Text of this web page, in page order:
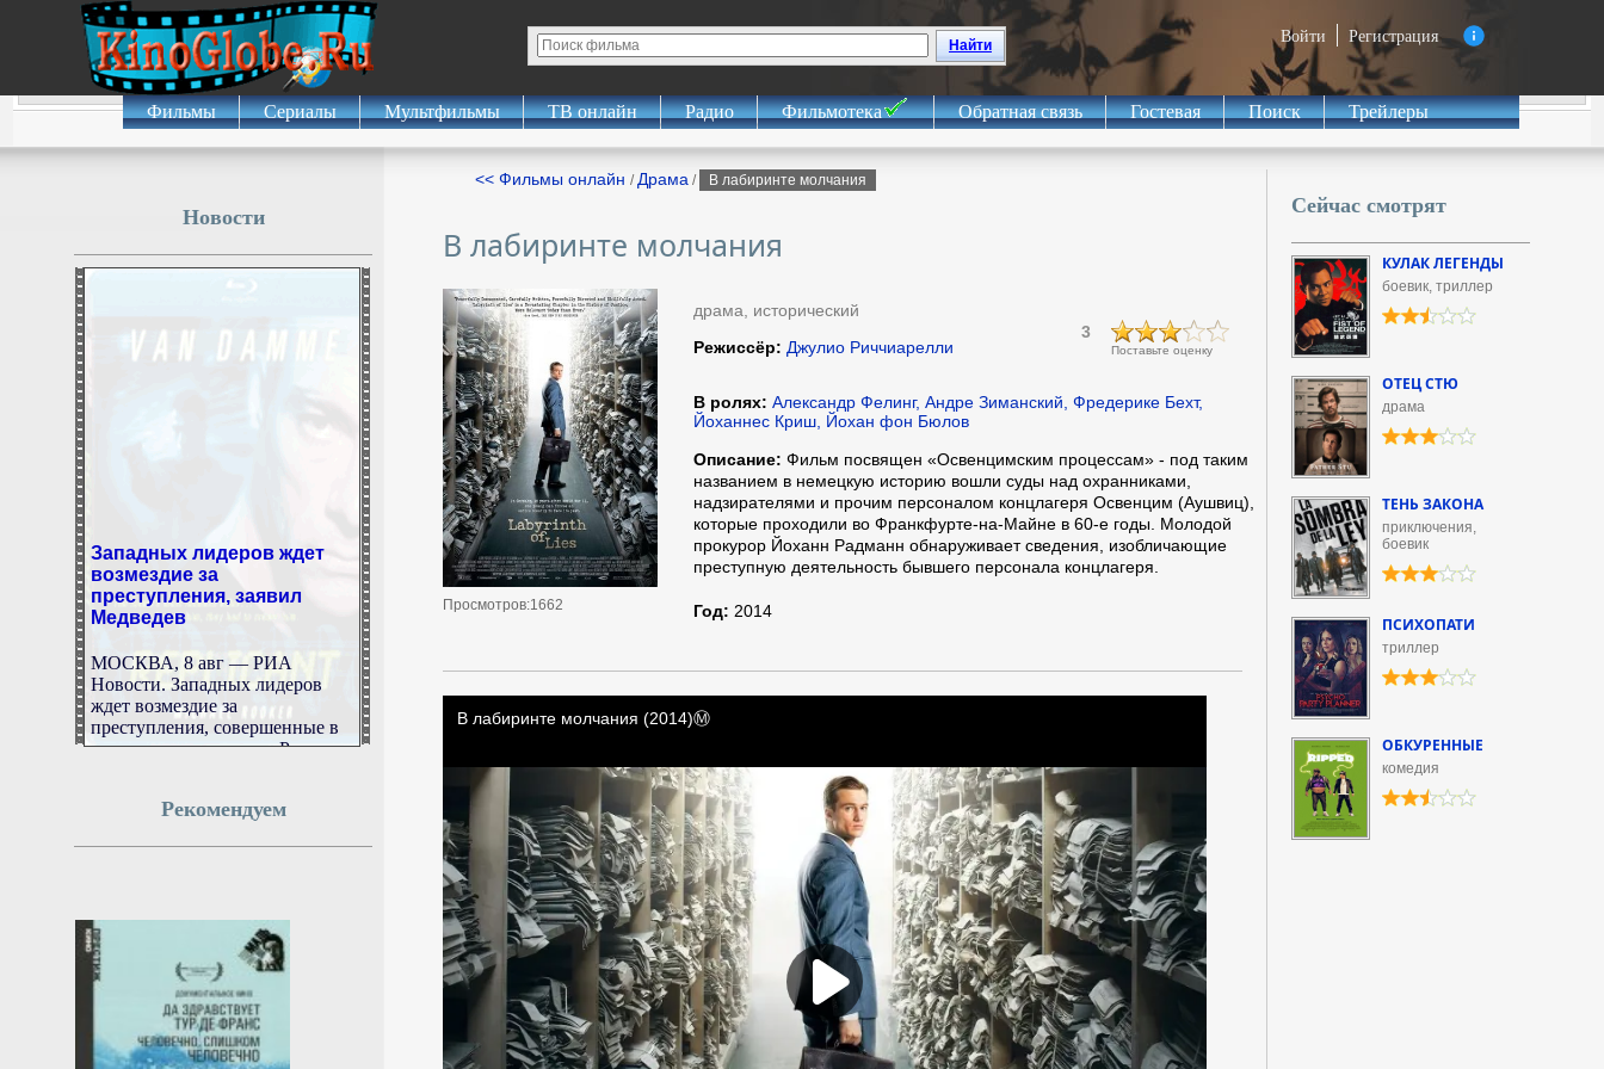
Войти Регистрация
Найти
Фильмы Сериалы Мультфильмы ТВ онлайн Радио Фильмотека Обратная связь Гостевая Поиск Трейлеры
<< Фильмы онлайн / Драма / В лабиринте молчания
В лабиринте молчания
Просмотров:1662
драма, исторический
Поставьте оценку
3
Режиссёр: Джулио Риччиарелли
В ролях: Александр Фелинг, Андре Зиманский, Фредерике Бехт,
Йоханнес Криш, Йохан фон Бюлов
Описание: Фильм посвящен «Освенцимским процессам» - под таким
названием в немецкую историю вошли суды над охранниками,
надзирателями и прочим персоналом концлагеря Освенцим (Аушвиц),
которые проходили во Франкфурте-на-Майне в 60-е годы. Молодой
прокурор Йоханн Радманн обнаруживает сведения, изобличающие
преступную деятельность бывшего персонала концлагеря.
Год: 2014
Новости
возмездие за
преступления, заявил
Медведев
Новости. Западных лидеров
ждет возмездие за
преступления, совершенные в
попытках уничтожить Россию,
вопрос РИА Новости.
8 августа 2026г.
Острогожская больница
Воронежской области
открыла реабилитацию
для взрослых
Ранее в новом профильном
отделении принимали только
Рекомендуем
Сейчас смотрят
КУЛАК ЛЕГЕНДЫ
боевик, триллер
ОТЕЦ СТЮ
драма
ТЕНЬ ЗАКОНА
приключения,
боевик
ПСИХОПАТИ
триллер
ОБКУРЕННЫЕ
комедия